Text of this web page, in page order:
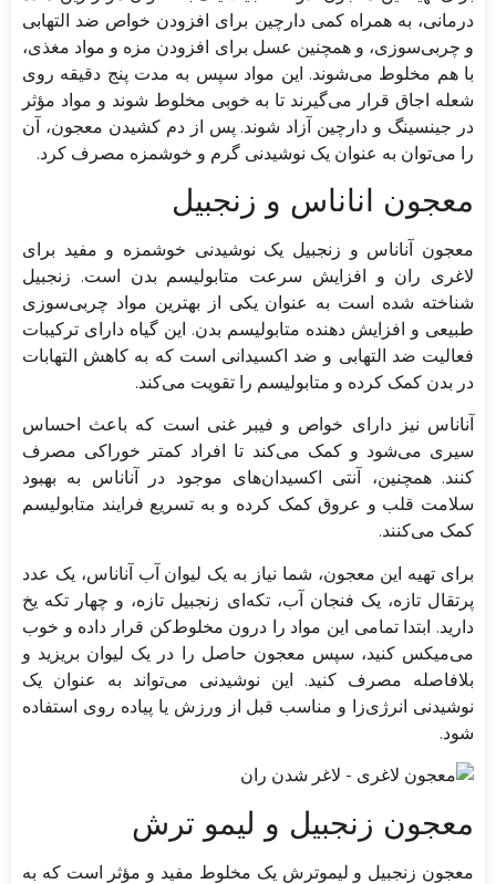
درمانی، به همراه کمی دارچین برای افزودن خواص ضد التهابی
و چربی‌سوزی، و همچنین عسل برای افزودن مزه و مواد مغذی،
با هم مخلوط می‌شوند. این مواد سپس به مدت پنج دقیقه روی
شعله اجاق قرار می‌گیرند تا به خوبی مخلوط شوند و مواد مؤثر
در جینسینگ و دارچین آزاد شوند. پس از دم کشیدن معجون، آن
را می‌توان به عنوان یک نوشیدنی گرم و خوشمزه مصرف کرد.
معجون اناناس و زنجبیل
معجون آناناس و زنجبیل یک نوشیدنی خوشمزه و مفید برای
لاغری ران و افزایش سرعت متابولیسم بدن است. زنجبیل
شناخته شده است به عنوان یکی از بهترین مواد چربی‌سوزی
طبیعی و افزایش دهنده متابولیسم بدن. این گیاه دارای ترکیبات
فعالیت ضد التهابی و ضد اکسیدانی است که به کاهش التهابات
در بدن کمک کرده و متابولیسم را تقویت می‌کند.
آناناس نیز دارای خواص و فیبر غنی است که باعث احساس
سیری می‌شود و کمک می‌کند تا افراد کمتر خوراکی مصرف
کنند. همچنین، آنتی اکسیدان‌های موجود در آناناس به بهبود
سلامت قلب و عروق کمک کرده و به تسریع فرایند متابولیسم
کمک می‌کنند.
برای تهیه این معجون، شما نیاز به یک لیوان آب آناناس، یک عدد
پرتقال تازه، یک فنجان آب، تکه‌ای زنجبیل تازه، و چهار تکه یخ
دارید. ابتدا تمامی این مواد را درون مخلوط‌کن قرار داده و خوب
می‌میکس کنید، سپس معجون حاصل را در یک لیوان بریزید و
بلافاصله مصرف کنید. این نوشیدنی می‌تواند به عنوان یک
نوشیدنی انرژی‌زا و مناسب قبل از ورزش یا پیاده‌ روی استفاده
شود.
معجون زنجبیل و لیمو ترش
معجون زنجبیل و لیموترش یک مخلوط مفید و مؤثر است که به